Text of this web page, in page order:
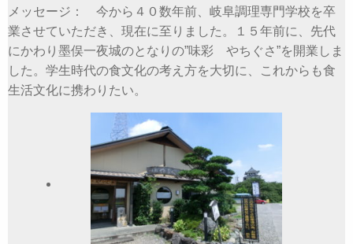
メッセージ： 今から４０数年前、岐阜調理専門学校を卒
業させていただき、現在に至りました。１５年前に、先代
にかわり墨俣一夜城のとなりの”味彩 やちぐさ”を開業しま
した。学生時代の食文化の考え方を大切に、これからも食
生活文化に携わりたい。